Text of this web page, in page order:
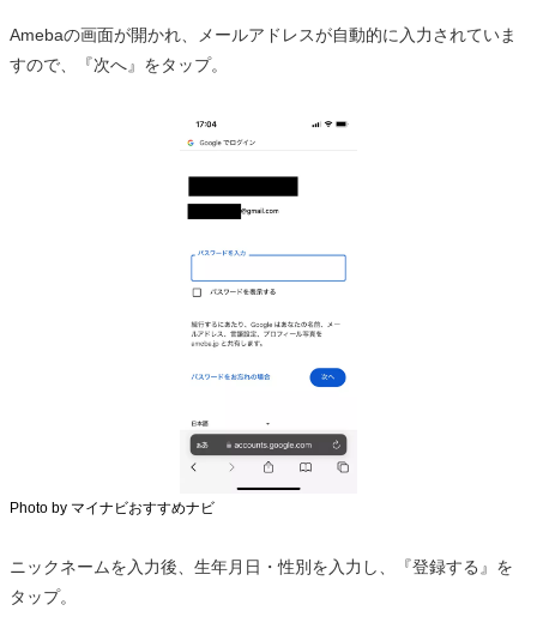
Amebaの画面が開かれ、メールアドレスが自動的に入力されていま
すので、『次へ』をタップ。
Photo by マイナビおすすめナビ
ニックネームを入力後、生年月日・性別を入力し、『登録する』を
タップ。